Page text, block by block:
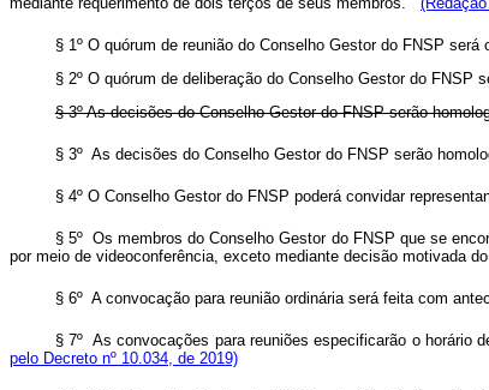
§ 1º O quórum de reunião do Conselho Gestor do FNSP
§ 2º O quórum de deliberação do Conselho Gestor do
§ 3º As decisões do Conselho Gestor do FNSP serão
§ 3º As decisões do Conselho Gestor do FNSP serão
§ 4º O Conselho Gestor do FNSP poderá convidar
§ 5º Os membros do Conselho Gestor do FNSP que se
por meio de videoconferência, exceto mediante decisão motivada
§ 6º A convocação para reunião ordinária será feita com
§ 7º As convocações para reuniões especificarão o horário
pelo Decreto nº 10.034, de 2019)